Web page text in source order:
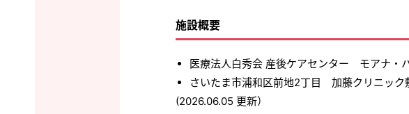
施設概要
医療法人白秀会 産後ケアセンター モアナ・
さいたま市浦和区前地2丁目 加藤クリニック
(2026.06.05 更新）